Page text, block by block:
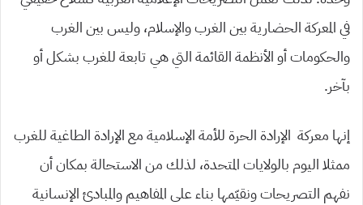
في المعركة الحضارية بين الغرب والإسلام، وليس بين الغرب
والحكومات أو الأنظمة القائمة التي هي تابعة للغرب بشكل أو
بآخر.
إنها معركة الإرادة الحرة للأمة الإسلامية مع الإرادة الطاغية للغرب
ممثلا اليوم بالولايات المتحدة، لذلك من الاستحالة بمكان أن
نفهم التصريحات ونقيّمها بناء على المفاهيم والمبادئ الإنسانية